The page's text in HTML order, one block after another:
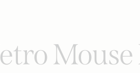
Mouse